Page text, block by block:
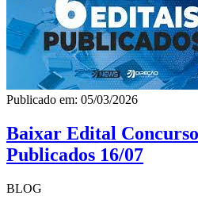
Publicado em: 05/03/2026
Baixar Edital
Publicados 16/07
BLOG